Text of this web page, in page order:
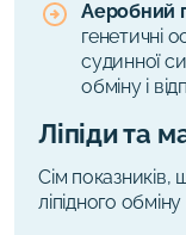
Аеробний
генетичні
судинної
обміну і
Ліпіди та
Сім
ліпідного